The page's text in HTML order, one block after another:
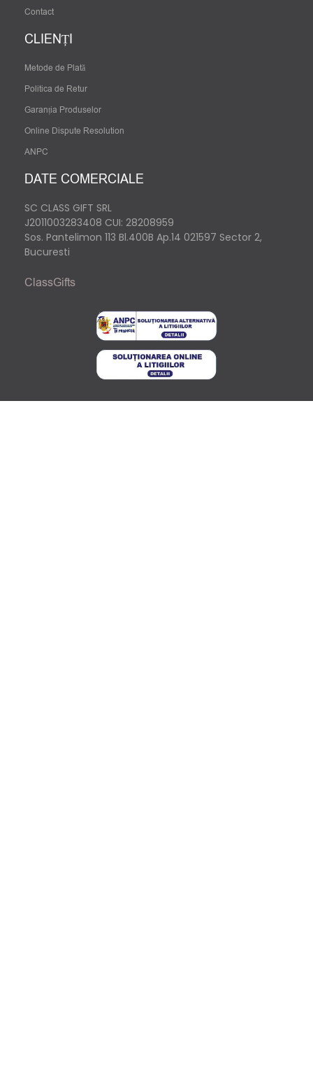
Contact
CLIENȚI
Metode de Plată
Politica de Retur
Garanția Produselor
Online Dispute Resolution
ANPC
DATE COMERCIALE
SC CLASS GIFT SRL
J2011003283408 CUI: 28208959
Sos. Pantelimon 113 Bl.400B Ap.14 021597 Sector 2,
Bucuresti
ClassGifts